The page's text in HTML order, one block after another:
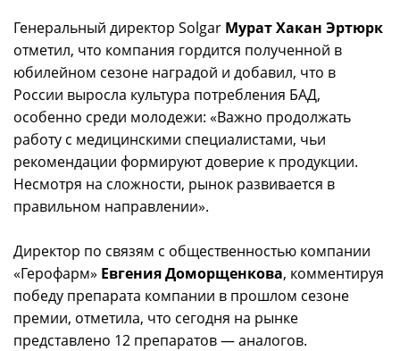
Генеральный директор Solgar Мурат Хакан Эртюрк
отметил, что компания гордится полученной в
юбилейном сезоне наградой и добавил, что в
России выросла культура потребления БАД,
особенно среди молодежи: «Важно продолжать
работу с медицинскими специалистами, чьи
рекомендации формируют доверие к продукции.
Несмотря на сложности, рынок развивается в
правильном направлении».
Директор по связям с общественностью компании
«Герофарм» Евгения Доморщенкова, комментируя
победу препарата компании в прошлом сезоне
премии, отметила, что сегодня на рынке
представлено 12 препаратов — аналогов.